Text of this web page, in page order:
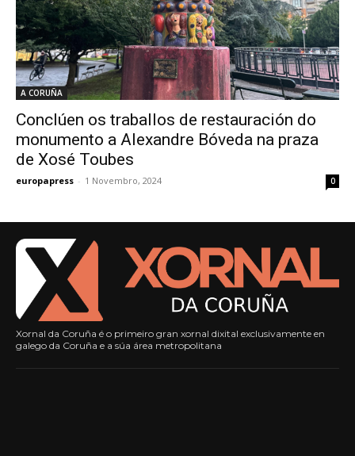
A CORUÑA
Conclúen os traballos de restauración do
monumento a Alexandre Bóveda na praza
de Xosé Toubes
europapress - 1 Novembro, 2024 0
Xornal da Coruña é o primeiro gran xornal dixital exclusivamente en
galego da Coruña e a súa área metropolitana